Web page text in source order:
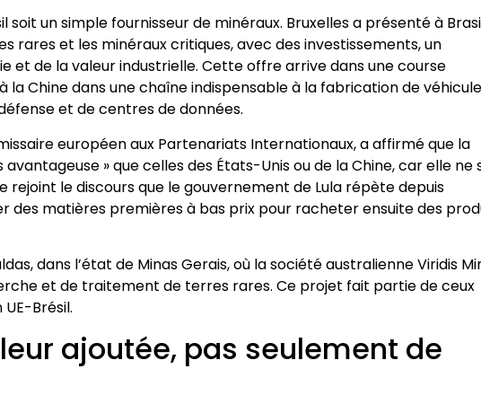
soit un simple fournisseur de minéraux. Bruxelles a présenté à
rares et les minéraux critiques, avec des investissements, un
de la valeur industrielle. Cette offre arrive dans une course
Chine dans une chaîne indispensable à la fabrication de
et de centres de données.
européen aux Partenariats Internationaux, a affirmé que la
» que celles des États-Unis ou de la Chine, car elle ne
rejoint le discours que le gouvernement de Lula répète depuis
des matières premières à bas prix pour racheter ensuite des
dans l’état de Minas Gerais, où la société australienne Viridis
et de traitement de terres rares. Ce projet fait partie de ceux
Brésil.
ajoutée, pas seulement de